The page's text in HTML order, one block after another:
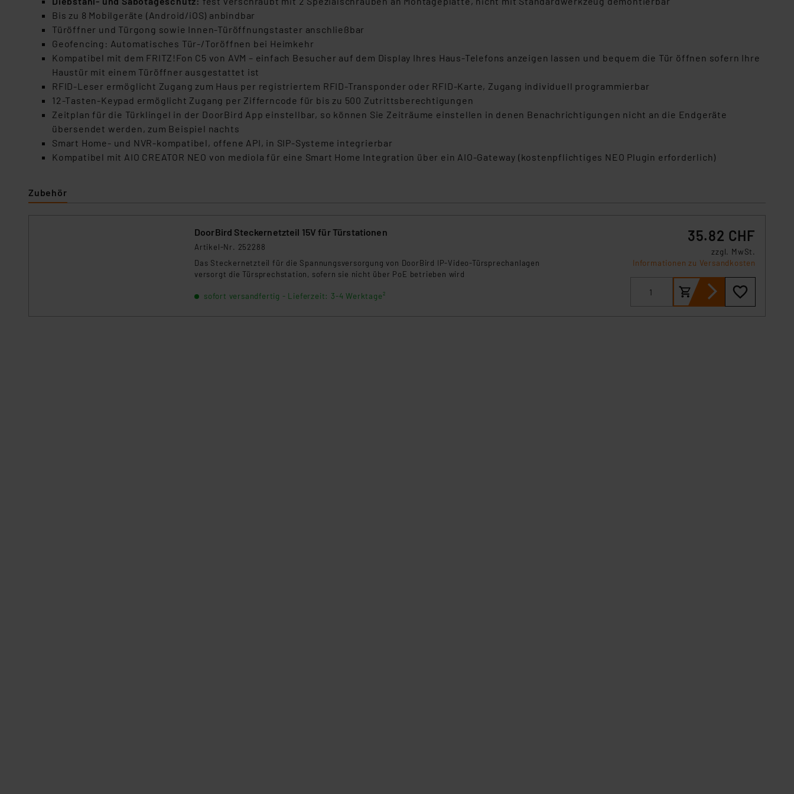
Für die USA besteht kein Angemessenheitsbeschluss der EU. Dies bedeutet, dass die USA als Land mit unzureichendem
Datenschutz nach EU-Standards eingestuft wird. So besteht etwa das Risiko, dass US-Behörden personenbezogene
Daten in Überwachungsprogrammen verarbeiten, ohne dass hiergegen Klagemöglichkeiten für Europäer bestehen.
Unsere Kooperation mit diesen Dienstleistern stützt sich auf die Standarddatenschutzklauseln der Europäischen
Kommission sowie einer eigenen Beurteilung der mit der Datenübermittlung, insbesondere der Art der übermittelten
Daten, verbundenen Risiken.“
Impressum| Datenschutzerklärung
Bis zu 8 Mobilgeräte (Android/iOS) anbindbar
Türöffner und Türgong sowie Innen-Türöffnungstaster anschließbar
Geofencing: Automatisches Tür-/Toröffnen bei Heimkehr
Kompatibel mit dem FRITZ!Fon C5 von AVM – einfach Besucher auf dem Display Ihres Haus-Telefons anzeigen lassen und bequem die Tür öffnen sofern Ihre
Haustür mit einem Türöffner ausgestattet ist
RFID-Leser ermöglicht Zugang zum Haus per registriertem RFID-Transponder oder RFID-Karte, Zugang individuell programmierbar
12-Tasten-Keypad ermöglicht Zugang per Zifferncode für bis zu 500 Zutrittsberechtigungen
Zeitplan für die Türklingel in der DoorBird App einstellbar, so können Sie Zeiträume einstellen in denen Benachrichtigungen nicht an die Endgeräte
übersendet werden, zum Beispiel nachts
Smart Home- und NVR-kompatibel, offene API, in SIP-Systeme integrierbar
Kompatibel mit AIO CREATOR NEO von mediola für eine Smart Home Integration über ein AIO-Gateway (kostenpflichtiges NEO Plugin erforderlich)
Zubehör
DoorBird Steckernetzteil 15V für Türstationen
Artikel-Nr. 252288
Das Steckernetzteil für die Spannungsversorgung von DoorBird IP-Video-Türsprechanlagen
versorgt die Türsprechstation, sofern sie nicht über PoE betrieben wird
sofort versandfertig - Lieferzeit: 3-4 Werktage²
35.82 CHF
zzgl. MwSt.
Informationen zu Versandkosten